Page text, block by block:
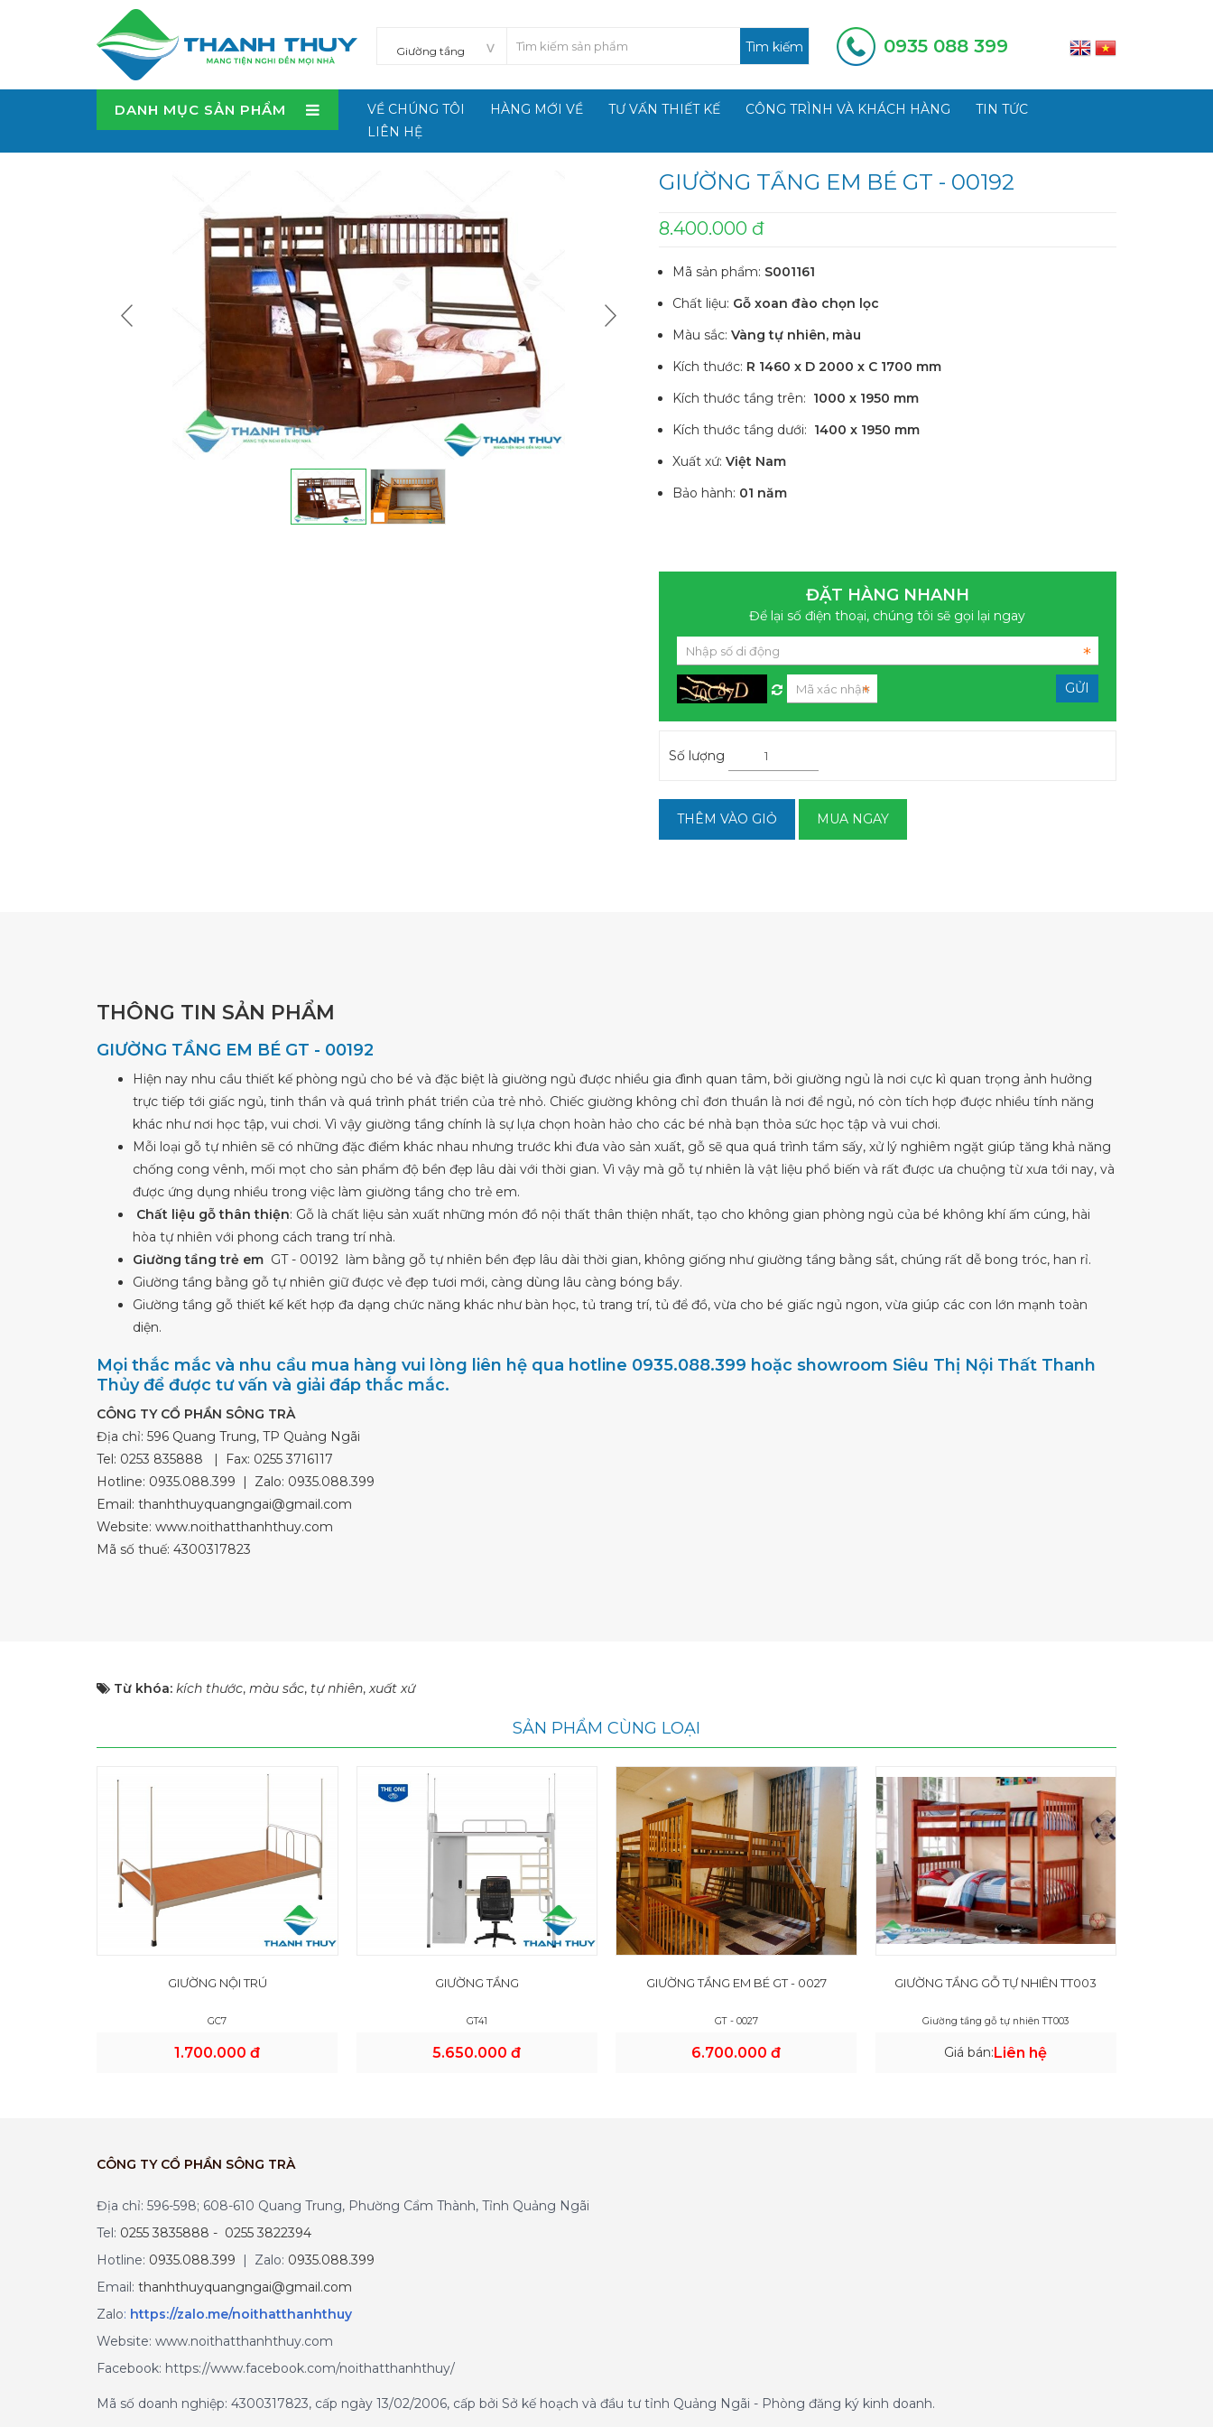
Tìm kiếm 0935 088 399
DANH MỤC SẢN PHẨM VỀ CHÚNG TÔI HÀNG MỚI VỀ TƯ VẤN THIẾT KẾ CÔNG TRÌNH VÀ KHÁCH HÀNG
TIN TỨC
LIÊN HỆ
GIƯỜNG TẦNG EM BÉ GT - 00192
8.400.000 đ
Mã sản phẩm: S001161
Chất liệu: Gỗ xoan đào chọn lọc
Màu sắc: Vàng tự nhiên, màu
Kích thước: R 1460 x D 2000 x C 1700 mm
Kích thước tầng trên: 1000 x 1950 mm
Kích thước tầng dưới: 1400 x 1950 mm
Xuất xứ: Việt Nam
Bảo hành: 01 năm
ĐẶT HÀNG NHANH
Để lại số điện thoại, chúng tôi sẽ gọi lại ngay
Số lượng
THÊM VÀO GIỎ MUA NGAY
THÔNG TIN SẢN PHẨM
GIƯỜNG TẦNG EM BÉ GT - 00192
Hiện nay nhu cầu thiết kế phòng ngủ cho bé và đặc biệt là giường ngủ được nhiều gia đình quan tâm, bởi giường ngủ là nơi cực kì quan trọng ảnh hưởng
trực tiếp tới giấc ngủ, tinh thần và quá trình phát triển của trẻ nhỏ. Chiếc giường không chỉ đơn thuần là nơi để ngủ, nó còn tích hợp được nhiều tính năng
khác như nơi học tập, vui chơi. Vì vậy giường tầng chính là sự lựa chọn hoàn hảo cho các bé nhà bạn thỏa sức học tập và vui chơi.
Mỗi loại gỗ tự nhiên sẽ có những đặc điểm khác nhau nhưng trước khi đưa vào sản xuất, gỗ sẽ qua quá trình tẩm sấy, xử lý nghiêm ngặt giúp tăng khả năng
chống cong vênh, mối mọt cho sản phẩm độ bền đẹp lâu dài với thời gian. Vì vậy mà gỗ tự nhiên là vật liệu phổ biến và rất được ưa chuộng từ xưa tới nay, và
được ứng dụng nhiều trong việc làm giường tầng cho trẻ em.
Chất liệu gỗ thân thiện: Gỗ là chất liệu sản xuất những món đồ nội thất thân thiện nhất, tạo cho không gian phòng ngủ của bé không khí ấm cúng, hài
hòa tự nhiên với phong cách trang trí nhà.
Giường tầng trẻ em GT - 00192 làm bằng gỗ tự nhiên bền đẹp lâu dài thời gian, không giống như giường tầng bằng sắt, chúng rất dễ bong tróc, han rỉ.
Giường tầng bằng gỗ tự nhiên giữ được vẻ đẹp tươi mới, càng dùng lâu càng bóng bẩy.
Giường tầng gỗ thiết kế kết hợp đa dạng chức năng khác như bàn học, tủ trang trí, tủ để đồ, vừa cho bé giấc ngủ ngon, vừa giúp các con lớn mạnh toàn
diện.
Mọi thắc mắc và nhu cầu mua hàng vui lòng liên hệ qua hotline 0935.088.399 hoặc showroom Siêu Thị Nội Thất Thanh
Thủy để được tư vấn và giải đáp thắc mắc.
CÔNG TY CỔ PHẦN SÔNG TRÀ
Địa chỉ: 596 Quang Trung, TP Quảng Ngãi
Tel: 0253 835888 | Fax: 0255 3716117
Hotline: 0935.088.399 | Zalo: 0935.088.399
Email: thanhthuyquangngai@gmail.com
Website: www.noithatthanhthuy.com
Mã số thuế: 4300317823
Từ khóa: kích thước, màu sắc, tự nhiên, xuất xứ
SẢN PHẨM CÙNG LOẠI
GIƯỜNG NỘI TRÚ
GC7
1.700.000 đ
GIƯỜNG TẦNG
GT41
5.650.000 đ
GIƯỜNG TẦNG EM BÉ GT - 0027
GT - 0027
6.700.000 đ
GIƯỜNG TẦNG GỖ TỰ NHIÊN TT003
Giường tầng gỗ tự nhiên TT003
Giá bán:Liên hệ
CÔNG TY CỔ PHẦN SÔNG TRÀ
Địa chỉ: 596-598; 608-610 Quang Trung, Phường Cẩm Thành, Tỉnh Quảng Ngãi
Tel: 0255 3835888 - 0255 3822394
Hotline: 0935.088.399 | Zalo: 0935.088.399
Email: thanhthuyquangngai@gmail.com
Zalo: https://zalo.me/noithatthanhthuy
Website: www.noithatthanhthuy.com
Facebook: https://www.facebook.com/noithatthanhthuy/
Mã số doanh nghiệp: 4300317823, cấp ngày 13/02/2006, cấp bởi Sở kế hoạch và đầu tư tỉnh Quảng Ngãi - Phòng đăng ký kinh doanh.